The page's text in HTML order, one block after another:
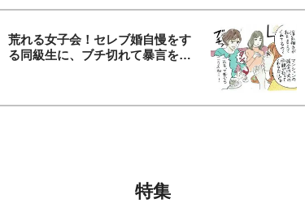
荒れる女子会！セレブ婚自慢をす
る同級生に、ブチ切れて暴言を…
特集